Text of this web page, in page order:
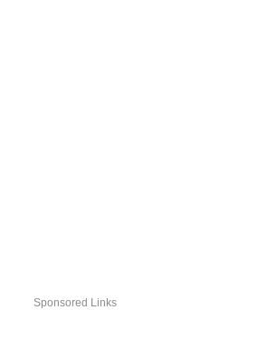
Sponsored Links